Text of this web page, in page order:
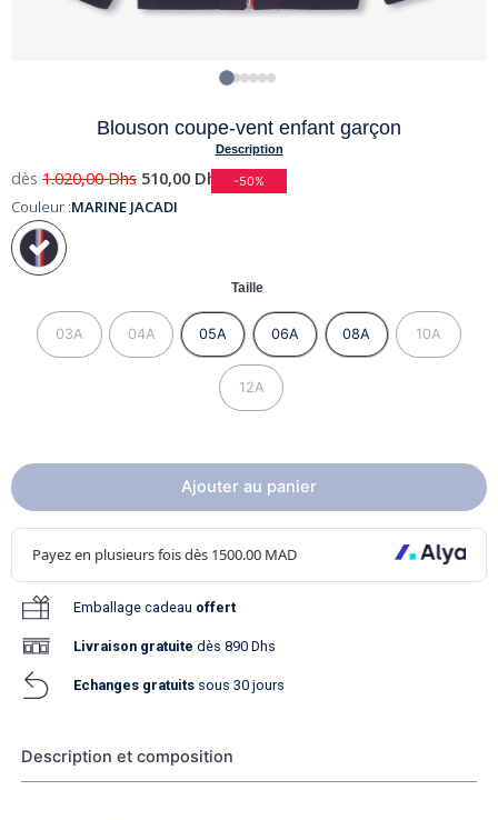
Blouson coupe-vent enfant garçon
Description
dès 1.020,00Dhs 510,00 Dhs -50%
Couleur :MARINE JACADI
Taille
03A 04A 05A 06A 08A 10A
12A
Ajouter au panier
Emballage cadeau offert
Livraison gratuite dès 890 Dhs
Echanges gratuits sous 30 jours
Description et composition